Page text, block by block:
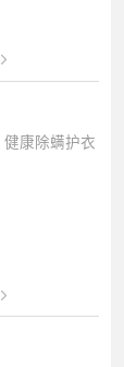
健康除螨护衣